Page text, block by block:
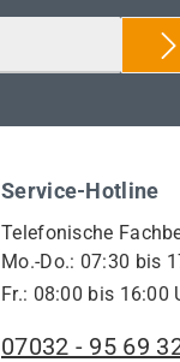
Service-Hotline
Telefonische
Mo.-Do.: 07:30 bis
Fr.: 08:00 bis 16:00
07032 - 95 69